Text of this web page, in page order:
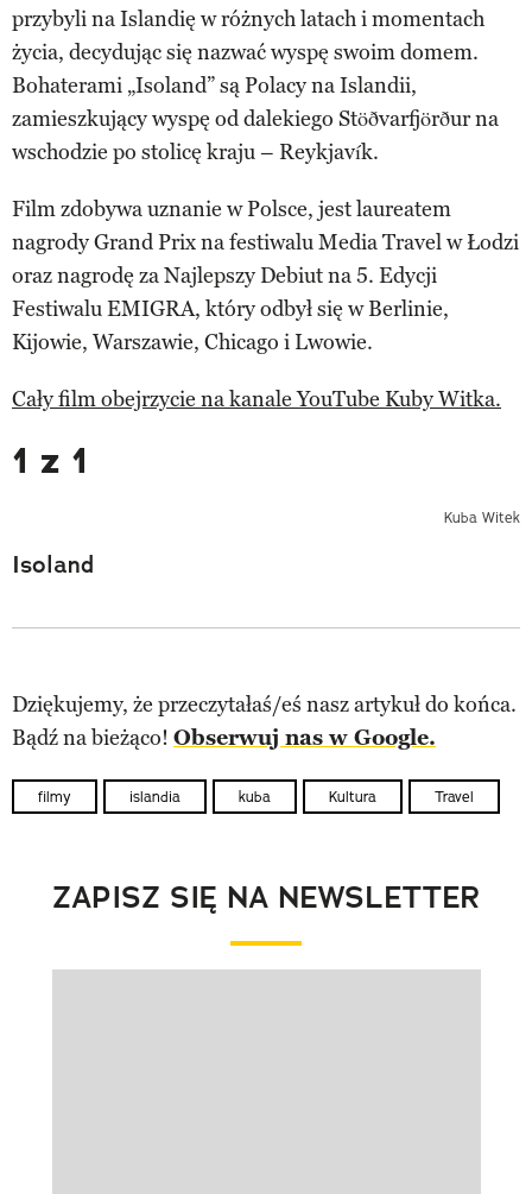
przybyli na Islandię w różnych latach i momentach
życia, decydując się nazwać wyspę swoim domem.
Bohaterami „Isoland” są Polacy na Islandii,
zamieszkujący wyspę od dalekiego Stöðvarfjörður na
wschodzie po stolicę kraju – Reykjavík.
Film zdobywa uznanie w Polsce, jest laureatem
nagrody Grand Prix na festiwalu Media Travel w Łodzi
oraz nagrodę za Najlepszy Debiut na 5. Edycji
Festiwalu EMIGRA, który odbył się w Berlinie,
Kijowie, Warszawie, Chicago i Lwowie.
Cały film obejrzycie na kanale YouTube Kuby Witka.
1 z 1
Kuba Witek
Isoland
Dziękujemy, że przeczytałaś/eś nasz artykuł do końca.
Bądź na bieżąco! Obserwuj nas w Google.
filmy islandia kuba Kultura Travel
ZAPISZ SIĘ NA NEWSLETTER